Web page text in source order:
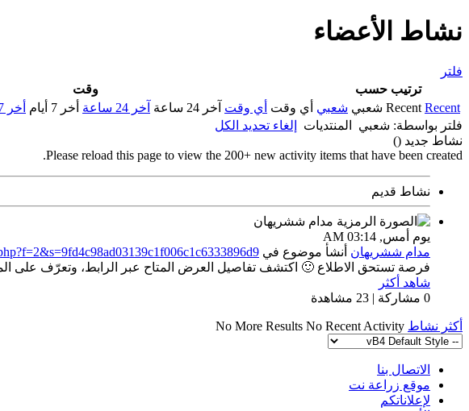
نشاط الأعضاء
فلتر
ترتيب حسب
وقت
Recent Recent شعبي شعبي أي وقت أي وقت آخر 24 ساعة آخر 24 ساعة أخر 7 أيام أخر 7 أيام
فلتر بواسطة: شعبي المنتديات
إلغاء تحديد الكل
نشاط جديد ()
Please reload this page to view the 200+ new activity items that have been created.
نشاط قديم
يوم أمس, 03:14 AM
مدام ششريهان أنشأ موضوع في
فرصة تستحق الاطلاع 🙂 اكتشف تفاصيل العرض المتاح عبر الرابط، وتعرّف على
شاهد أكثر
0 مشاركة | 23 مشاهدة
أكثر نشاط No More Results No Recent Activity
الاتصال بنا
موقع زراعة نت
لإعلاناتكم